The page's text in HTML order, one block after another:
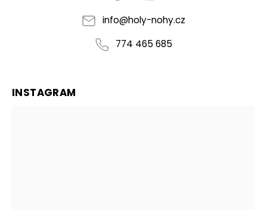
info@holy-nohy.cz
774 465 685
INSTAGRAM